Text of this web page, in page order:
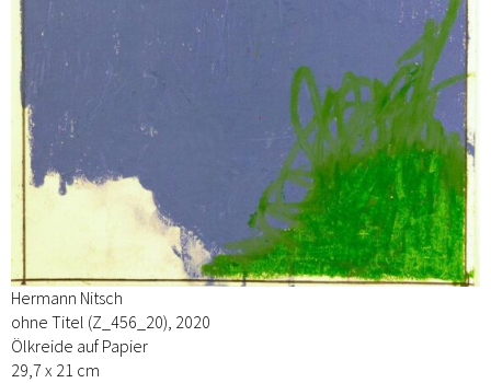
Hermann Nitsch
ohne Titel (Z_456_20), 2020
Ölkreide auf Papier
29,7 x 21 cm